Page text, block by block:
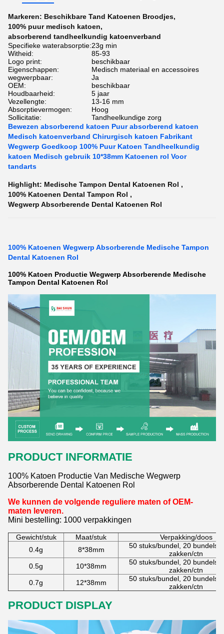
Markeren: Beschikbare Tand Katoenen Broodjes,
100% puur medisch katoen,
absorberend tandheelkundig katoenverband
Specifieke waterabsorptie:23g min
Witheid:
85-93
Logo print:
beschikbaar
Eigenschappen:
Medisch materiaal en accessoires
wegwerpbaar:
Ja
OEM:
beschikbaar
Houdbaarheid:
5 jaar
Vezellengte:
13-16 mm
Absorptievermogen:
Hoog
Sollicitatie:
Tandheelkundige zorg
Bewezen absorberend katoen Puur absorberend katoen
Medisch katoenverband Chirurgisch katoen Fabrikant
Wegwerp Goedkoop 100% Puur Katoen Tandheelkundig
katoen Medisch gebruik 10*38mm Katoenen rol Voor
tandarts
Highlight: Medische Tampon Dental Katoenen Rol ,
100% Katoenen Dental Tampon Rol ,
Wegwerp Absorberende Dental Katoenen Rol
100% Katoenen Wegwerp Absorberende Medische Tampon
Dental Katoenen Rol
100% Katoen Productie Wegwerp Absorberende Medische
Tampon Dental Katoenen Rol
PRODUCT INFORMATIE
100% Katoen Productie Van Medische Wegwerp
Absorberende Dental Katoenen Rol
We kunnen de volgende reguliere maten of OEM-
maten leveren.
Mini bestelling: 1000 verpakkingen
Gewicht/stuk Maat/stuk
Verpakking/doos
0.4g
8*38mm
50 stuks/bundel, 20 bundels/
zakken/ctn
0.5g
10*38mm
50 stuks/bundel, 20 bundels/
zakken/ctn
0.7g
12*38mm
50 stuks/bundel, 20 bundels/
zakken/ctn
PRODUCT DISPLAY